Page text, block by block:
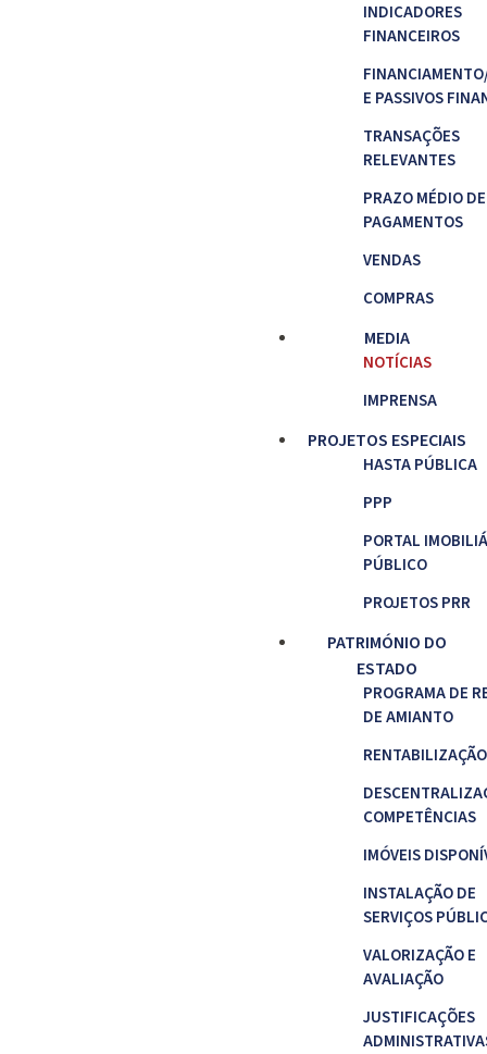
INDICADORES
FINANCEIROS
E PASSIVOS
TRANSAÇÕES
RELEVANTES
PRAZO MÉDIO DE
PAGAMENTOS
VENDAS
COMPRAS
MEDIA
NOTÍCIAS
IMPRENSA
PROJETOS ESPECIAIS
HASTA PÚBLICA
PPP
PORTAL
PÚBLICO
PROJETOS PRR
PATRIMÓNIO DO
ESTADO
PROGRAMA DE
DE AMIANTO
RENTABILIZAÇÃO
COMPETÊNCIAS
IMÓVEIS
INSTALAÇÃO DE
SERVIÇOS
VALORIZAÇÃO E
AVALIAÇÃO
JUSTIFICAÇÕES